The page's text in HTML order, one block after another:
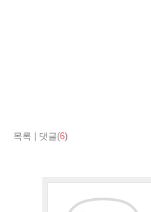
목록 댓글(6)